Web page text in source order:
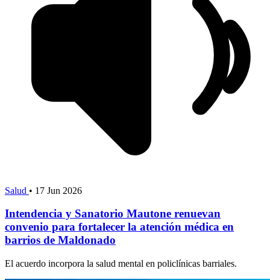
Salud • 17 Jun 2026
Intendencia y Sanatorio Mautone renuevan
convenio para fortalecer la atención médica en
barrios de Maldonado
El acuerdo incorpora la salud mental en policlínicas barriales.